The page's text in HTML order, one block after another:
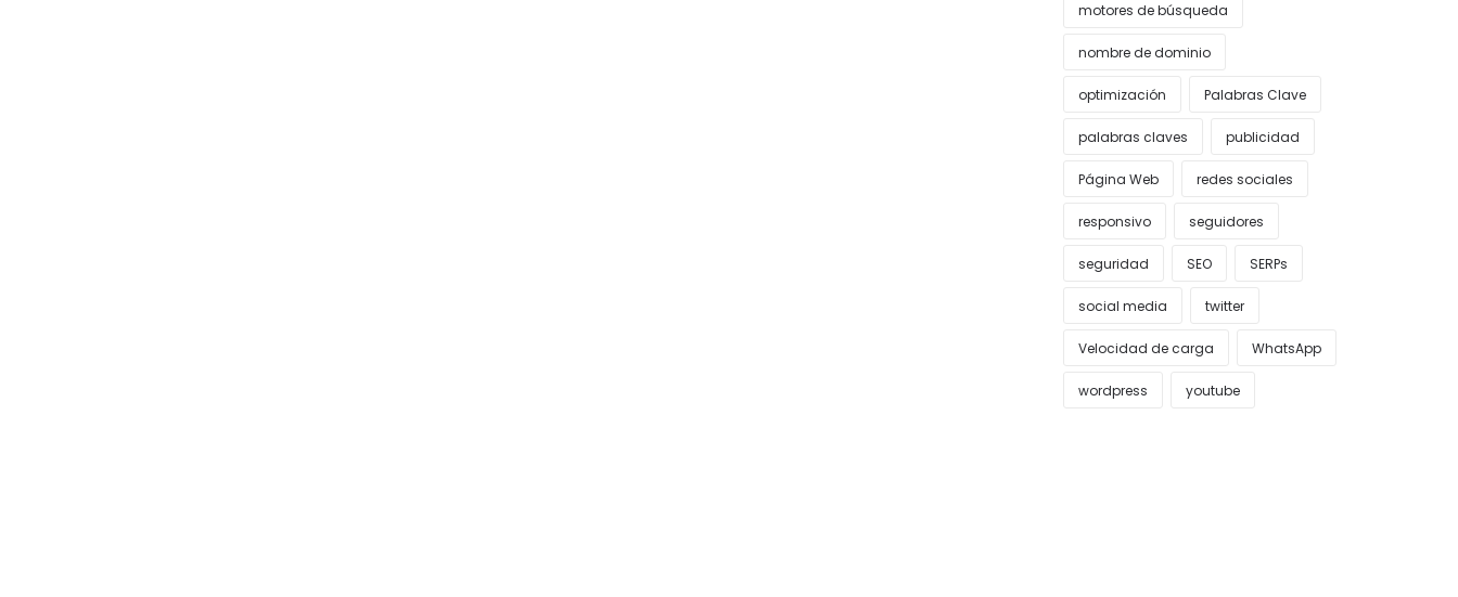
motores de búsqueda
nombre de dominio
optimización Palabras Clave
palabras claves publicidad
Página Web redes sociales
responsivo seguidores
seguridad SEO SERPs
social media twitter
Velocidad de carga WhatsApp
wordpress youtube